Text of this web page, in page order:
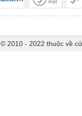
© 2010 - 2022 thuộc về